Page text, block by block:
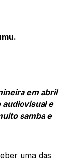
em abril
e
samba e
uma das